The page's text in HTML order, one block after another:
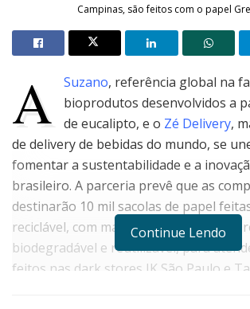
Campinas, são feitos com o papel
A Suzano, referência global na
bioprodutos desenvolvidos a
de eucalipto, e o Zé Delivery,
de delivery de bebidas do mundo, se
fomentar a sustentabilidade e a
brasileiro. A parceria prevê que as
destinarão 10 mil sacolas de papel
reciclável, com matéria-prima de fonte
biodegradável e reutilizável, para
feitos nas dark stores JK São Paulo e
Continue Lendo